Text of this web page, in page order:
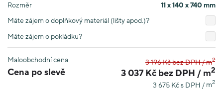
Rozměr
11 x 140 x 740 mm
Máte zájem o doplňkový materiál (lišty apod.)?
Máte zájem o pokládku?
Maloobchodní cena
Cena po slevě
3 196 Kč bez DPH /m2
3 037 Kč bez DPH / m2
3 675 Kč s DPH / m2